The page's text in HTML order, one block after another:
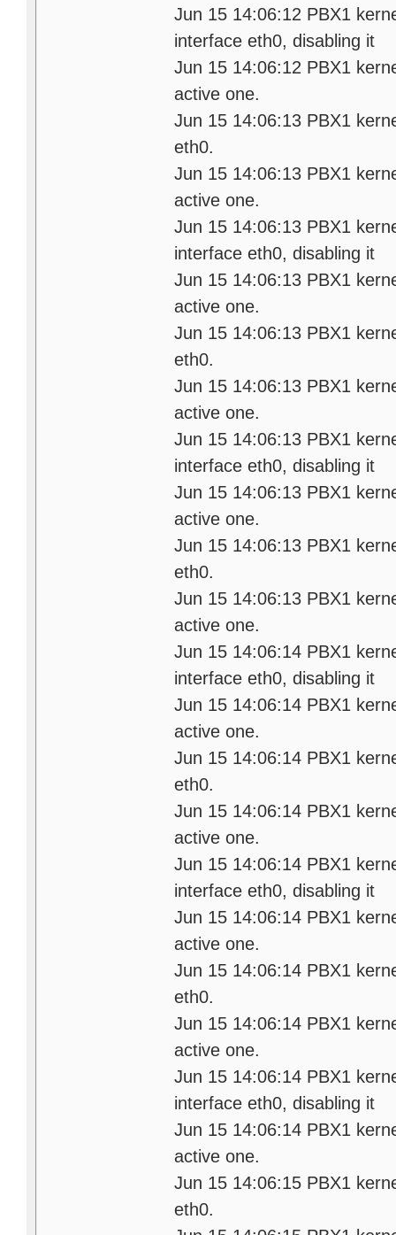
Jun 15 14:06:12 PBX1
interface eth0, disabling it
Jun 15 14:06:12 PBX1
active one.
Jun 15 14:06:13 PBX1
eth0.
Jun 15 14:06:13 PBX1
active one.
Jun 15 14:06:13 PBX1
interface eth0, disabling it
Jun 15 14:06:13 PBX1
active one.
Jun 15 14:06:13 PBX1
eth0.
Jun 15 14:06:13 PBX1
active one.
Jun 15 14:06:13 PBX1
interface eth0, disabling it
Jun 15 14:06:13 PBX1
active one.
Jun 15 14:06:13 PBX1
eth0.
Jun 15 14:06:13 PBX1
active one.
Jun 15 14:06:14 PBX1
interface eth0, disabling it
Jun 15 14:06:14 PBX1
active one.
Jun 15 14:06:14 PBX1
eth0.
Jun 15 14:06:14 PBX1
active one.
Jun 15 14:06:14 PBX1
interface eth0, disabling it
Jun 15 14:06:14 PBX1
active one.
Jun 15 14:06:14 PBX1
eth0.
Jun 15 14:06:14 PBX1
active one.
Jun 15 14:06:14 PBX1
interface eth0, disabling it
Jun 15 14:06:14 PBX1
active one.
Jun 15 14:06:15 PBX1
eth0.